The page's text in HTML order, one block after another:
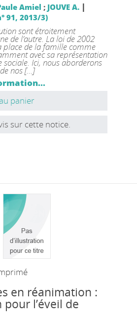
Amiel ; JOUVE A. |
91, 2013/3)
sont étroitement
de l’autre. La loi de 2002
place de la famille comme
avec sa représentation
sociale. Ici, nous aborderons
nos [...]
panier
sur cette notice.
en réanimation :
l’éveil de